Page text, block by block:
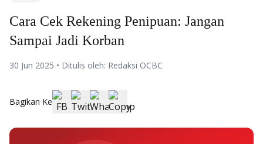
Cara Cek Rekening Penipuan: Jangan
Sampai Jadi Korban
30 Jun 2025 • Ditulis oleh: Redaksi OCBC
Bagikan Ke